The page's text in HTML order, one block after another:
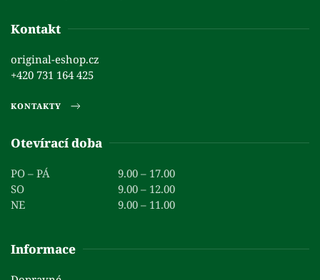
Kontakt
original-eshop.cz
+420 731 164 425
KONTAKTY
Otevírací doba
PO – PÁ
9.00 – 17.00
SO
9.00 – 12.00
NE
9.00 – 11.00
Informace